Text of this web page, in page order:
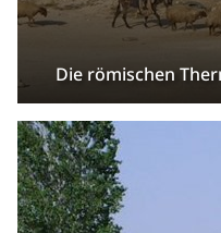
Die römischen